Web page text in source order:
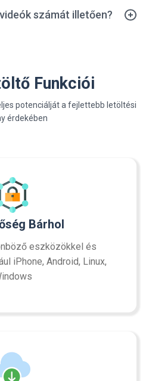
számát illetően?
Funkciói
potenciálját a fejlettebb letöltési
érdekében
Bárhol
eszközökkel és
iPhone, Android, Linux,